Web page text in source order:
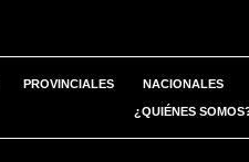
PROVINCIALES NACIONALES
¿QUIÉNES